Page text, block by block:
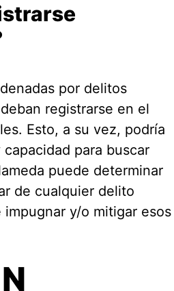
por delitos
registrarse en el
Esto, a su vez, podría
para buscar
puede determinar
de cualquier delito
y/o mitigar esos